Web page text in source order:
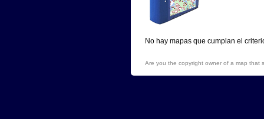
No hay mapas que cumplan el
Are you the copyright owner of a map that